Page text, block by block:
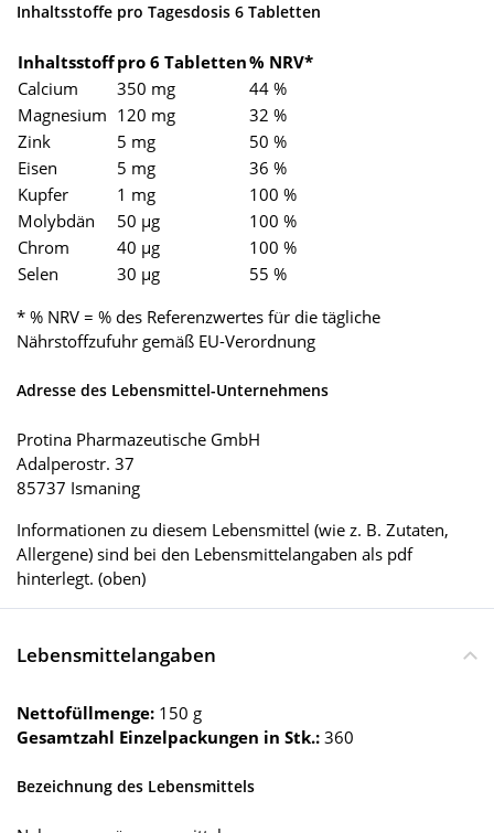
Inhaltsstoffe pro Tagesdosis 6 Tabletten
Inhaltsstoffpro 6 Tabletten% NRV*
Calcium
350 mg
44 %
Magnesium 120 mg
32 %
Zink
5 mg
50 %
Eisen
5 mg
36 %
Kupfer
1 mg
100 %
Molybdän
50 µg
100 %
Chrom
40 µg
100 %
Selen
30 µg
55 %
* % NRV = % des Referenzwertes für die tägliche
Nährstoffzufuhr gemäß EU-Verordnung
Adresse des Lebensmittel-Unternehmens
Protina Pharmazeutische GmbH
Adalperostr. 37
85737 Ismaning
Informationen zu diesem Lebensmittel (wie z. B. Zutaten,
Allergene) sind bei den Lebensmittelangaben als pdf
hinterlegt. (oben)
Lebensmittelangaben
Nettofüllmenge: 150 g
Gesamtzahl Einzelpackungen in Stk.: 360
Bezeichnung des Lebensmittels